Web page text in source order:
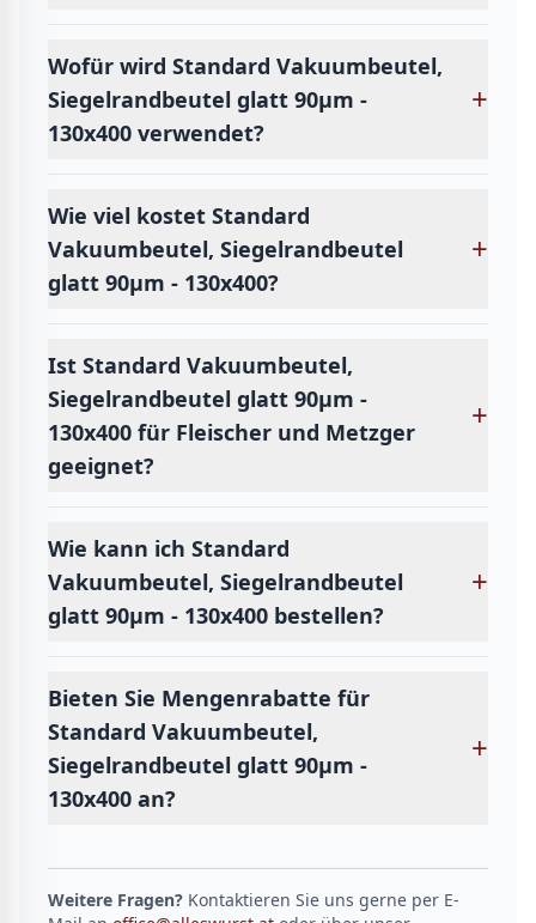
Wofür wird Standard Vakuumbeutel,
Siegelrandbeutel glatt 90µm -
130x400 verwendet?
+
Wie viel kostet Standard
Vakuumbeutel, Siegelrandbeutel
glatt 90µm - 130x400?
+
Ist Standard Vakuumbeutel,
Siegelrandbeutel glatt 90µm -
130x400 für Fleischer und Metzger
geeignet?
+
Wie kann ich Standard
Vakuumbeutel, Siegelrandbeutel
glatt 90µm - 130x400 bestellen?
+
Bieten Sie Mengenrabatte für
Standard Vakuumbeutel,
Siegelrandbeutel glatt 90µm -
130x400 an?
+
Weitere Fragen? Kontaktieren Sie uns gerne per E-